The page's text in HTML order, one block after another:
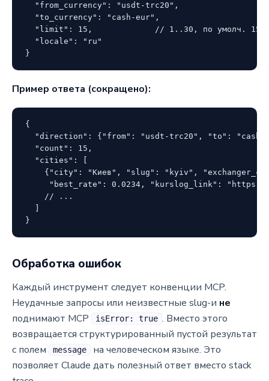
  "from_currency": "usdt-trc20",
  "to_currency": "cash-eur",
  "limit": 15,             // 1..30, по умолч. 15
  "locale": "ru"
}
Пример ответа (сокращено):
{
"direction": {"from": "usdt-trc20", "to": "cash-
  "count": 15,
  "cities": [
{"city": "Киев", "slug": "kyiv",
"best_rate": 0.0234, "kurslog_link":
    // ...
}
Обработка ошибок
Каждый инструмент следует конвенции MCP.
Неудачные запросы или неизвестные slug-и не
поднимают MCP
isError: true . Вместо этого
возвращается структурированный пустой результат
с полем
message
на человеческом языке. Это
позволяет Claude дать полезный ответ вместо stack